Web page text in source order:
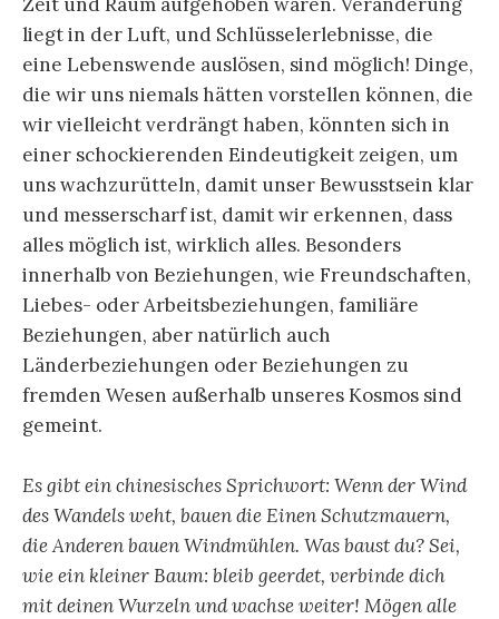
liegt in der Luft, und Schlüsselerlebnisse, die
eine Lebenswende auslösen, sind möglich! Dinge,
die wir uns niemals hätten vorstellen können, die
wir vielleicht verdrängt haben, könnten sich in
einer schockierenden Eindeutigkeit zeigen, um
uns wachzurütteln, damit unser Bewusstsein klar
und messerscharf ist, damit wir erkennen, dass
alles möglich ist, wirklich alles. Besonders
innerhalb von Beziehungen, wie Freundschaften,
Liebes- oder Arbeitsbeziehungen, familiäre
Beziehungen, aber natürlich auch
Länderbeziehungen oder Beziehungen zu
fremden Wesen außerhalb unseres Kosmos sind
gemeint.
Es gibt ein chinesisches Sprichwort: Wenn der Wind
des Wandels weht, bauen die Einen Schutzmauern,
die Anderen bauen Windmühlen. Was baust du? Sei,
wie ein kleiner Baum: bleib geerdet, verbinde dich
mit deinen Wurzeln und wachse weiter! Mögen alle